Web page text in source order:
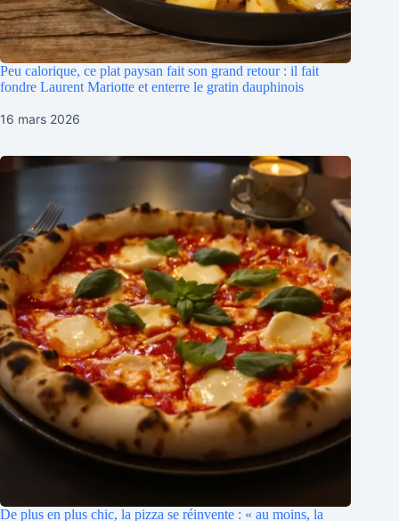
Peu calorique, ce plat paysan fait son grand retour : il fait
fondre Laurent Mariotte et enterre le gratin dauphinois
16 mars 2026
De plus en plus chic, la pizza se réinvente : « au moins, la